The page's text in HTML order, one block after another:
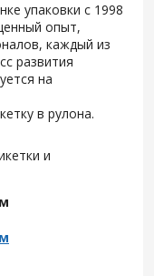
упаковки с 1998
опыт,
каждый из
развития
на
в рулона.
и